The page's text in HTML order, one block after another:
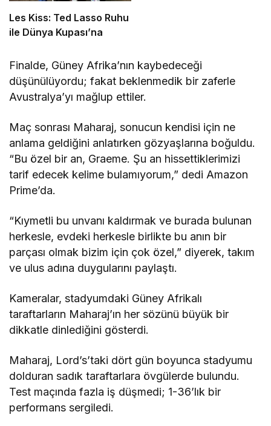
Les Kiss: Ted Lasso Ruhu
ile Dünya Kupası’na
Finalde, Güney Afrika’nın kaybedeceği
düşünülüyordu; fakat beklenmedik bir zaferle
Avustralya’yı mağlup ettiler.
Maç sonrası Maharaj, sonucun kendisi için ne
anlama geldiğini anlatırken gözyaşlarına boğuldu.
“Bu özel bir an, Graeme. Şu an hissettiklerimizi
tarif edecek kelime bulamıyorum,” dedi Amazon
Prime’da.
“Kıymetli bu unvanı kaldırmak ve burada bulunan
herkesle, evdeki herkesle birlikte bu anın bir
parçası olmak bizim için çok özel,” diyerek, takım
ve ulus adına duygularını paylaştı.
Kameralar, stadyumdaki Güney Afrikalı
taraftarların Maharaj’ın her sözünü büyük bir
dikkatle dinlediğini gösterdi.
Maharaj, Lord’s’taki dört gün boyunca stadyumu
dolduran sadık taraftarlara övgülerde bulundu.
Test maçında fazla iş düşmedi; 1-36’lık bir
performans sergiledi.